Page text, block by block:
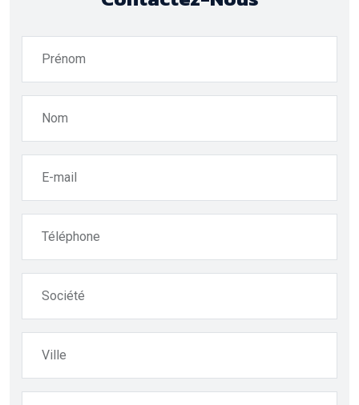
Prénom
Nom
E-mail
Téléphone
Société
Ville